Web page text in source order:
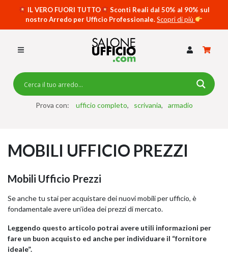
IL VERO FUORI TUTTO
Sconti Reali dal 50% al 90% sul
nostro Arredo per Ufficio Professionale.Scopri di più
Prova con: ufficio completo scrivania armadio
SWING 7020 –
SCRIVANIE SPECIAL DESK
CASSETTIERE
ARMADI
ACCESSORI
MOBILI UFFICIO PREZZI
Mobili Ufficio Prezzi
Se anche tu stai per acquistare dei nuovi mobili per ufficio, è
fondamentale avere un’idea dei prezzi di mercato.
Leggendo questo articolo potrai avere utili informazioni per
fare un buon acquisto ed anche per individuare il “fornitore
ideale”.